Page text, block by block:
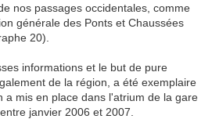
nos passages occidentales, comme
générale des Ponts et Chaussées
20).
informations et le but de pure
de la région, a été exemplaire
a mis en place dans l'atrium de la gare
janvier 2006 et 2007.